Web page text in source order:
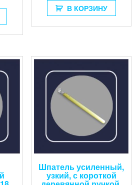
В КОРЗИНУ
Шпатель усиленный,
узкий, с короткой